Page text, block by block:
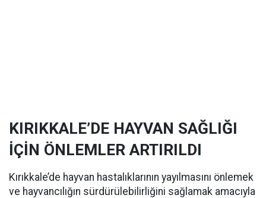
KIRIKKALE’DE HAYVAN SAĞLIĞI
İÇİN ÖNLEMLER ARTIRILDI
Kırıkkale’de hayvan hastalıklarının yayılmasını önlemek
ve hayvancılığın sürdürülebilirliğini sağlamak amacıyla